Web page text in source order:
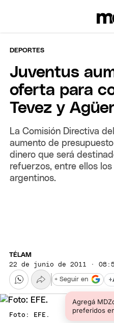
DEPORTES
Juventus
oferta para
Tevez y
La Comisión Directiva
aumento de
dinero que será
refuerzos, entre ellos
argentinos.
TÉLAM
22 de junio de 2011 ·
+
Agregá
preferidos
+ Seguir en
Foto: EFE.